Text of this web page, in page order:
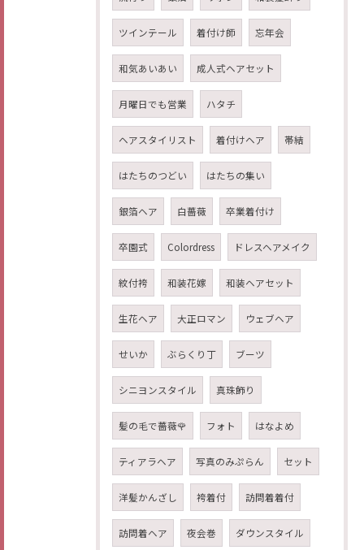
ツインテール 着付け師 忘年会
和気あいあい 成人式ヘアセット
月曜日でも営業 ハタチ
ヘアスタイリスト 着付けヘア 帯結
はたちのつどい はたちの集い
銀箔ヘア 白薔薇 卒業着付け
卒園式 Colordress ドレスヘアメイク
紋付袴 和装花嫁 和装ヘアセット
生花ヘア 大正ロマン ウェブヘア
せいか ぶらくり丁 ブーツ
シニヨンスタイル 真珠飾り
髪の毛で薔薇🌹 フォト はなよめ
ティアラヘア 写真のみぷらん セット
洋髪かんざし 袴着付 訪問着着付
訪問着ヘア 夜会巻 ダウンスタイル